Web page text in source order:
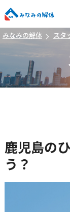
みなみの解体 スタ
鹿児島の
う？